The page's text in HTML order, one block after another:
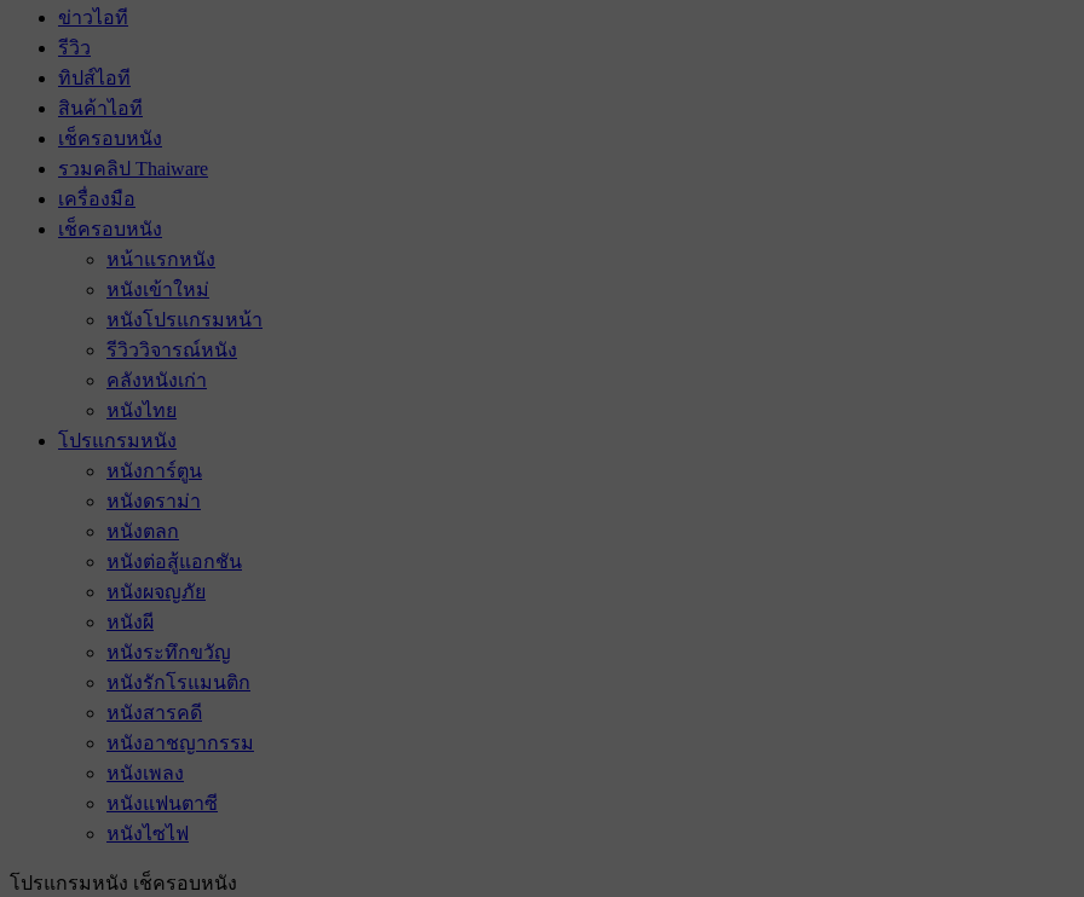
ข่าวไอที
รีวิว
ทิปส์ไอที
สินค้าไอที
เช็ครอบหนัง
รวมคลิป Thaiware
เครื่องมือ
เช็ครอบหนัง
หน้าแรกหนัง
หนังเข้าใหม่
หนังโปรแกรมหน้า
รีวิววิจารณ์หนัง
คลังหนังเก่า
หนังไทย
โปรแกรมหนัง
หนังการ์ตูน
หนังดราม่า
หนังตลก
หนังต่อสู้แอกชัน
หนังผจญภัย
หนังผี
หนังระทึกขวัญ
หนังรักโรแมนติก
หนังสารคดี
หนังอาชญากรรม
หนังเพลง
หนังแฟนตาซี
หนังไซไฟ
โปรแกรมหนัง เช็ครอบหนัง